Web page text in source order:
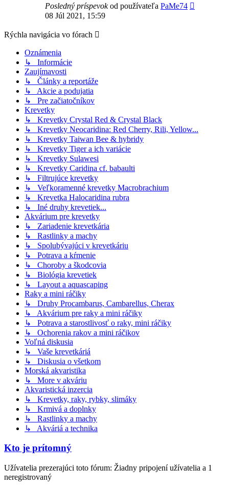
Posledný príspevokod používateľa PaMe74
08 Júl 2021, 15:59
Rýchla navigácia vo fórach
Oznámenia
↳ Informácie
Zaujímavosti
↳ Články a reportáže
↳ Akcie a podujatia
↳ Pre začiatočníkov
Krevetky
↳ Krevetky Crystal Red & Crystal Black
↳ Krevetky Neocaridina: Red Cherry, Rili, Yellow...
↳ Krevetky Taiwan Bee & hybridy
↳ Krevetky Tiger a ich variácie
↳ Krevetky Sulawesi
↳ Krevetky Caridina cf. babaulti
↳ Filtrujúce krevetky
↳ Veľkoramenné krevetky Macrobrachium
↳ Krevetka Halocaridina rubra
↳ Iné druhy krevetiek...
Akvárium pre krevetky
↳ Zariadenie krevetkária
↳ Rastlinky a machy
↳ Spolubývajúci v krevetkáriu
↳ Potrava a kŕmenie
↳ Choroby a škodcovia
↳ Biológia krevetiek
↳ Layout a aquascaping
Raky a mini ráčiky
↳ Druhy Procambarus, Cambarellus, Cherax
↳ Akvárium pre raky a mini ráčiky
↳ Potrava a starostlivosť o raky, mini ráčiky
↳ Ochorenia rakov a mini ráčikov
Voľná diskusia
↳ Vaše krevetkáriá
↳ Diskusia o všetkom
Morská akvaristika
↳ More v akváriu
Akvaristická inzercia
↳ Krevetky, raky, rybky, slimáky
↳ Krmivá a doplnky
↳ Rastlinky a machy
↳ Akváriá a technika
Kto je prítomný
Užívatelia prezerajúci toto fórum: Žiadny pripojení užívatelia a 1
neregistrovaný